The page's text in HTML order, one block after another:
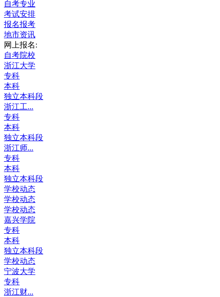
自考专业
考试安排
报名报考
地市资讯
网上报名:
自考院校
浙江大学
专科
本科
独立本科段
浙江工...
专科
本科
独立本科段
浙江师...
专科
本科
独立本科段
学校动态
学校动态
学校动态
嘉兴学院
专科
本科
独立本科段
学校动态
宁波大学
专科
浙江财...